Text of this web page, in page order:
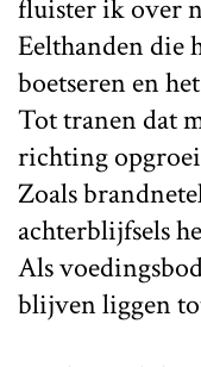
fluister ik over
Eelthanden die
boetseren en
Tot tranen dat
richting
Zoals
achterblijfsels
Als
blijven liggen